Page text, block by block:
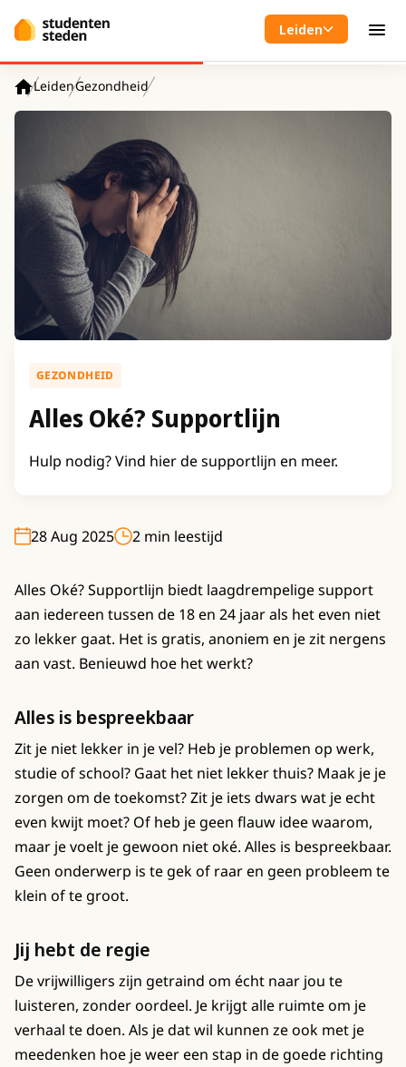
Leiden
Home
LeidenGezondheid
GEZONDHEID
Alles Oké? Supportlijn
Hulp nodig? Vind hier de supportlijn en meer.
28 Aug 2025 2 min leestijd
Alles Oké? Supportlijn biedt laagdrempelige support
aan iedereen tussen de 18 en 24 jaar als het even niet
zo lekker gaat. Het is gratis, anoniem en je zit nergens
aan vast. Benieuwd hoe het werkt?
Alles is bespreekbaar
Zit je niet lekker in je vel? Heb je problemen op werk,
studie of school? Gaat het niet lekker thuis? Maak je je
zorgen om de toekomst? Zit je iets dwars wat je echt
even kwijt moet? Of heb je geen flauw idee waarom,
maar je voelt je gewoon niet oké. Alles is bespreekbaar.
Geen onderwerp is te gek of raar en geen probleem te
klein of te groot.
Jij hebt de regie
De vrijwilligers zijn getraind om écht naar jou te
luisteren, zonder oordeel. Je krijgt alle ruimte om je
verhaal te doen. Als je dat wil kunnen ze ook met je
meedenken hoe je weer een stap in de goede richting